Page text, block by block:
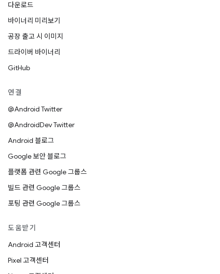
다운로드
바이너리 미리보기
공장 출고 시 이미지
드라이버 바이너리
GitHub
연결
@Android Twitter
@AndroidDev Twitter
Android 블로그
Google 보안 블로그
플랫폼 관련 Google 그룹스
빌드 관련 Google 그룹스
포팅 관련 Google 그룹스
도움받기
Android 고객센터
Pixel 고객센터